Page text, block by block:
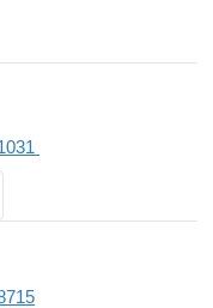
сеялки, комбайны и
Deere, Case,
довольны